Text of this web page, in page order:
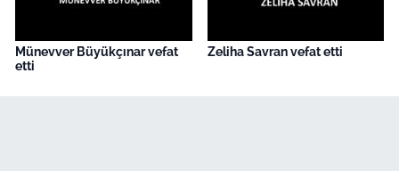
Münevver Büyükçınar vefat
etti
Zeliha Savran vefat etti